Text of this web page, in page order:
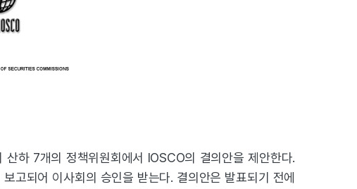
하 7개의 정책위원회에서 IOSCO의 결의안을 제안한다.
고되어 이사회의 승인을 받는다. 결의안은 발표되기 전에